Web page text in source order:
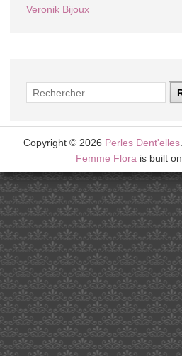
Veronik Bijoux
Rechercher :
Copyright © 2026 Perles Dent'elles
Femme Flora is built on